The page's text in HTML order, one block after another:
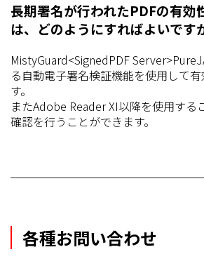
長期署名が行われたPDFの有効
は、どのようにすればよいです
MistyGuard<SignedPDF
る自動電子署名検証機能を使用して
す。
またAdobe Reader XI以降を使用する
確認を行うことができます。
各種お問い合わせ